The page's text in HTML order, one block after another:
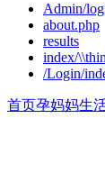
Admin/
about.php
results
index/
/Login/
首页孕妈妈生